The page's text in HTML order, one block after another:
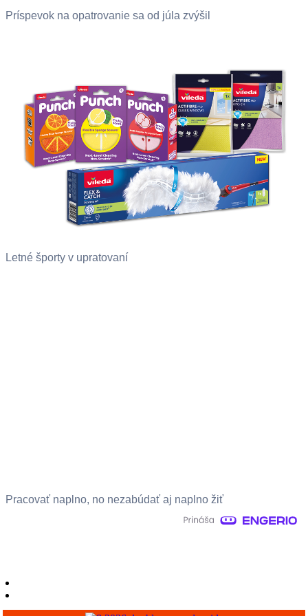
Príspevok na opatrovanie sa od júla zvýšil
Letné športy v upratovaní
Pracovať naplno, no nezabúdať aj naplno žiť